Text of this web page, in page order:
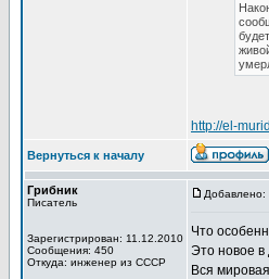
http://el-
Вернуться к началу
Грибник
Писатель
Зарегистрирован: 11.12.2010
Сообщения: 450
Откуда: инженер из СССР
Что
Это новое в
Вся